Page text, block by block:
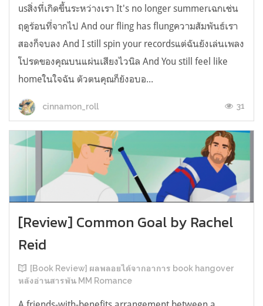
usสิ่งที่เกิดขึ้นระหว่างเรา It's no longer summerเฉกเช่น
ฤดูร้อนที่จากไป And our fling has flungความสัมพันธ์เรา
สองก็จบลง And I still spin your recordsแต่ฉันยังเล่นเพลง
โปรดของคุณบนแผ่นเสียงไวนิล And You still feel like
homeในใจฉัน ตัวตนคุณก็ยังอบอ...
cinnamon_roll 31
[Review] Common Goal by Rachel
Reid
[Book Review] ผลพลอยได้จากอาการ book hangover
หลังอ่านสารพัน MM Romance